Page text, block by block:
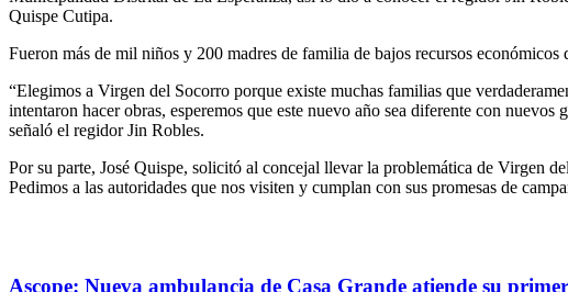
Quispe Cutipa.
Fueron más de mil niños y 200 madres de familia de bajos recursos económicos
“Elegimos a Virgen del Socorro porque existe muchas familias que
intentaron hacer obras, esperemos que este nuevo año sea diferente con
señaló el regidor Jin Robles.
Por su parte, José Quispe, solicitó al concejal llevar la problemática de Virgen
Pedimos a las autoridades que nos visiten y cumplan con sus promesas de
Ascope: Nueva ambulancia de Casa Grande atiende su